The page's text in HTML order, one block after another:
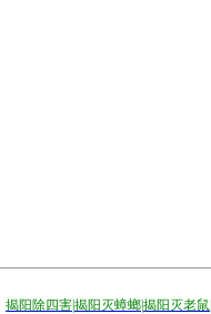
揭阳除四害揭阳灭蟑螂揭阳灭老鼠